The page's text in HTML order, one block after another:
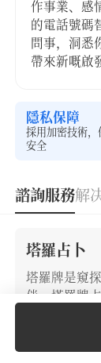
作事業、感
的電話號碼
問事，洞悉
帶來新嘅啟
隱私保障
採用加密技術
安全
諮詢服務解
塔羅占卜
塔羅牌是窺
伴。塔羅牌
時，它是一
誼、學業、